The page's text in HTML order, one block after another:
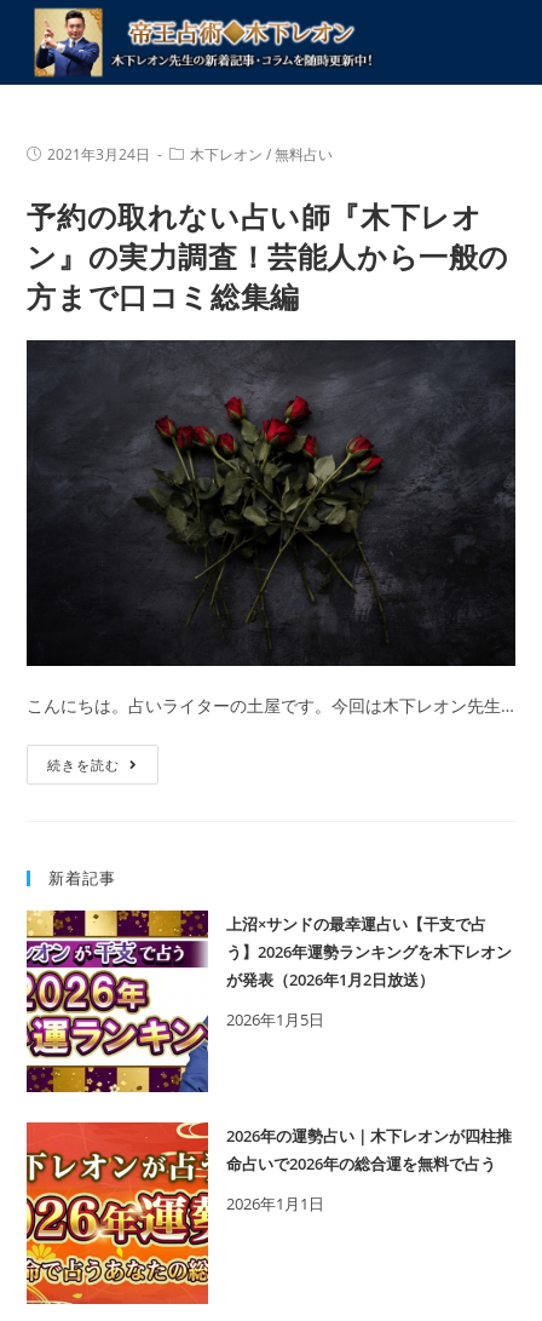
投
開
日:
2021年3月24日
投
テ
ゴ
リ
ー:
木下レオン / 無料占い
予約の取れない占い師『木下レオ
ン』の実力調査！芸能人から一般の
方まで口コミ総集編
こんにちは。占いライターの土屋です。今回は木下レオン先生…
続きを読む
約
な
い
占
師
『木
下
レ
オ
ン』
の
実
力
調
新着記事
上沼×サンドの最幸運占い【干支で占
う】2026年運勢ランキングを木下レオン
が発表（2026年1月2日放送）
2026年1月5日
2026年の運勢占い｜木下レオンが四柱推
命占いで2026年の総合運を無料で占う
2026年1月1日